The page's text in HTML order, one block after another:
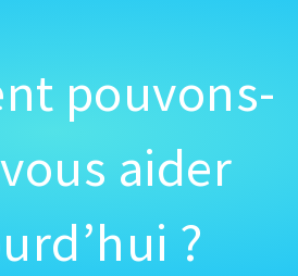
pouvons-
aider
?